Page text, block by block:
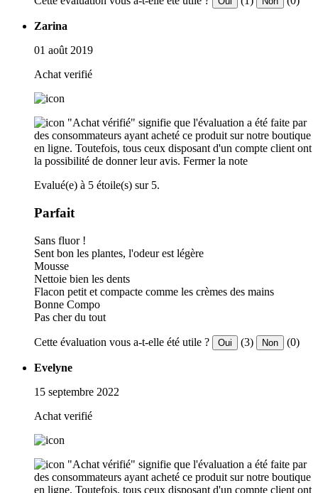
Zarina
01 août 2019
Achat verifié
"Achat vérifié" signifie que l'évaluation a été faite par
des consommateurs ayant acheté ce produit sur notre boutique
en ligne. Toutefois, tous ceux disposant d'un compte client ont
la possibilité de donner leur avis. Fermer la note
Evalué(e) à 5 étoile(s) sur 5.
Parfait
Sans fluor !
Sent bon les plantes, l'odeur est légère
Mousse
Nettoie bien les dents
Flacon petit et compacte comme les crèmes des mains
Bonne Compo
Pas cher du tout
Cette évaluation vous a-t-elle été utile ? Oui (3) Non (0)
Evelyne
15 septembre 2022
Achat verifié
"Achat vérifié" signifie que l'évaluation a été faite par
des consommateurs ayant acheté ce produit sur notre boutique
en ligne. Toutefois, tous ceux disposant d'un compte client ont